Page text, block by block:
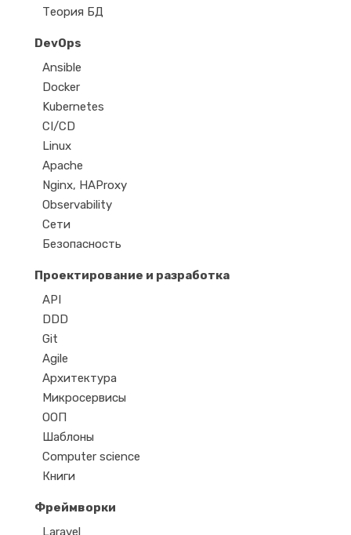
Теория БД
DevOps
Ansible
Docker
Kubernetes
CI/CD
Linux
Apache
Nginx, HAProxy
Observability
Сети
Безопасность
Проектирование и разработка
API
DDD
Git
Agile
Архитектура
Микросервисы
ООП
Шаблоны
Computer science
Книги
Фреймворки
Laravel